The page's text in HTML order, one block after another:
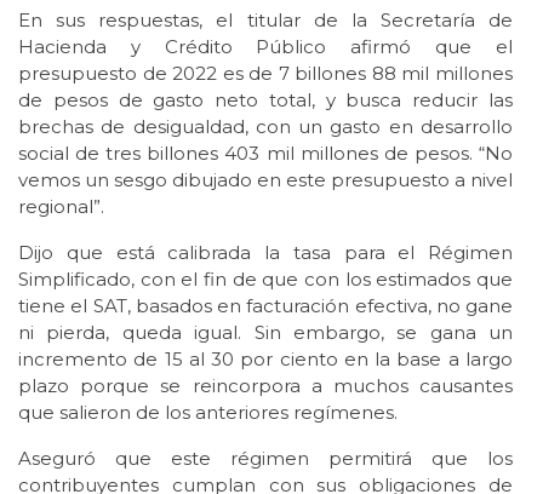
En sus respuestas, el titular de la Secretaría de
Hacienda y Crédito Público afirmó que el
presupuesto de 2022 es de 7 billones 88 mil millones
de pesos de gasto neto total, y busca reducir las
brechas de desigualdad, con un gasto en desarrollo
social de tres billones 403 mil millones de pesos. “No
vemos un sesgo dibujado en este presupuesto a nivel
regional”.
Dijo que está calibrada la tasa para el Régimen
Simplificado, con el fin de que con los estimados que
tiene el SAT, basados en facturación efectiva, no gane
ni pierda, queda igual. Sin embargo, se gana un
incremento de 15 al 30 por ciento en la base a largo
plazo porque se reincorpora a muchos causantes
que salieron de los anteriores regímenes.
Aseguró que este régimen permitirá que los
contribuyentes cumplan con sus obligaciones de